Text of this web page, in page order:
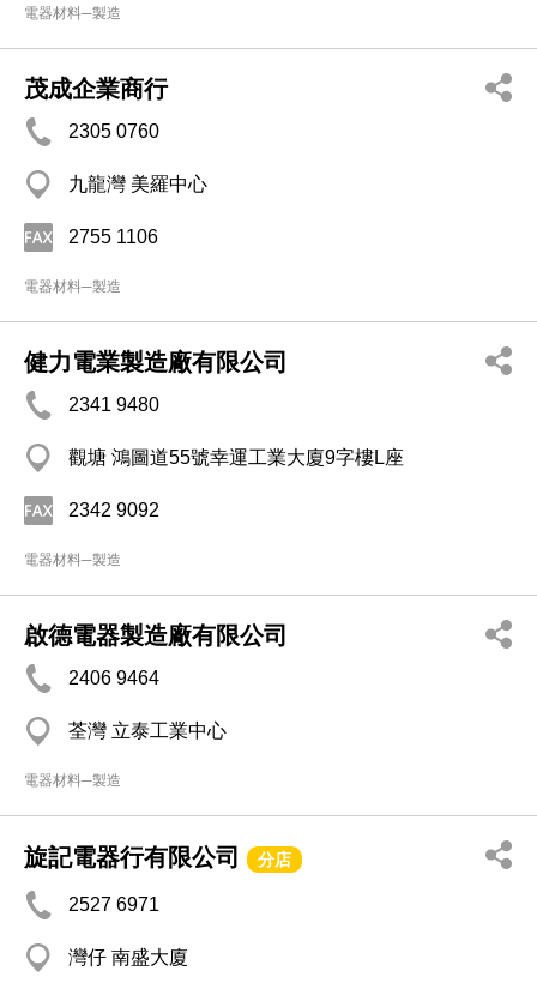
電器材料─製造
茂成企業商行
2305 0760
九龍灣 美羅中心
2755 1106
電器材料─製造
健力電業製造廠有限公司
2341 9480
觀塘 鴻圖道55號幸運工業大廈9字樓L座
2342 9092
電器材料─製造
啟德電器製造廠有限公司
2406 9464
荃灣 立泰工業中心
電器材料─製造
旋記電器行有限公司 分店
2527 6971
灣仔 南盛大廈